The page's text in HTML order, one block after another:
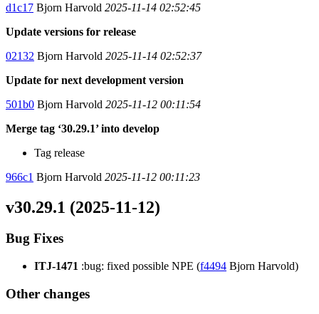
d1c17 Bjorn Harvold 2025-11-14 02:52:45
Update versions for release
02132 Bjorn Harvold 2025-11-14 02:52:37
Update for next development version
501b0 Bjorn Harvold 2025-11-12 00:11:54
Merge tag ‘30.29.1’ into develop
Tag release
966c1 Bjorn Harvold 2025-11-12 00:11:23
v30.29.1 (2025-11-12)
Bug Fixes
ITJ-1471 :bug: fixed possible NPE (f4494 Bjorn Harvold)
Other changes